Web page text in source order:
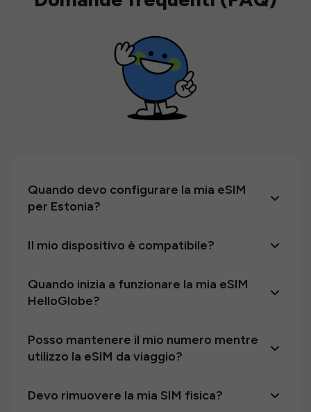
Quando devo configurare la mia eSIM
per Estonia?
Il mio dispositivo è compatibile?
Quando inizia a funzionare la mia eSIM
HelloGlobe?
Posso mantenere il mio numero mentre
utilizzo la eSIM da viaggio?
Devo rimuovere la mia SIM fisica?